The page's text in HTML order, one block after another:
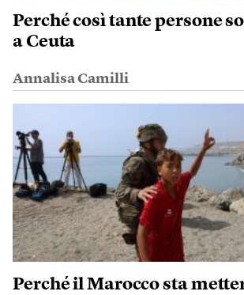
Perché così tante persone
a Ceuta
Annalisa Camilli
Perché il Marocco sta